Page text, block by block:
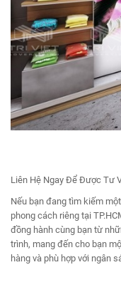
Liên Hệ Ngay Để Được Tư
Nếu bạn đang tìm kiếm một
phong cách riêng tại
đồng hành cùng bạn từ
trình, mang đến cho bạn
hàng và phù hợp với ngân